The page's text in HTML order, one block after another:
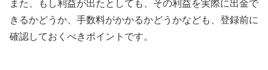
また、もし利益が出たとしても、その利益を実際に出金で
きるかどうか、手数料がかかるかどうかなども、登録前に
確認しておくべきポイントです。